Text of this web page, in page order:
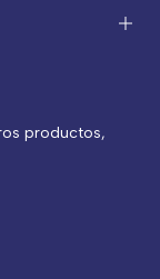
productos,